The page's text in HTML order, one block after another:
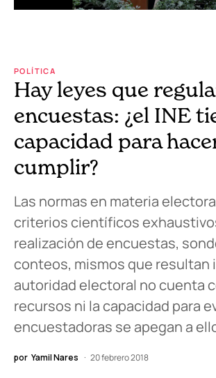
POLÍTICA
Hay leyes que
encuestas: ¿el INE
capacidad para
cumplir?
Las normas en materia
criterios científicos
realización de encuestas,
conteos, mismos que resultan
autoridad electoral no cuenta
recursos ni la capacidad para
encuestadoras se apegan a
por Yamil Nares 20 febrero 2018